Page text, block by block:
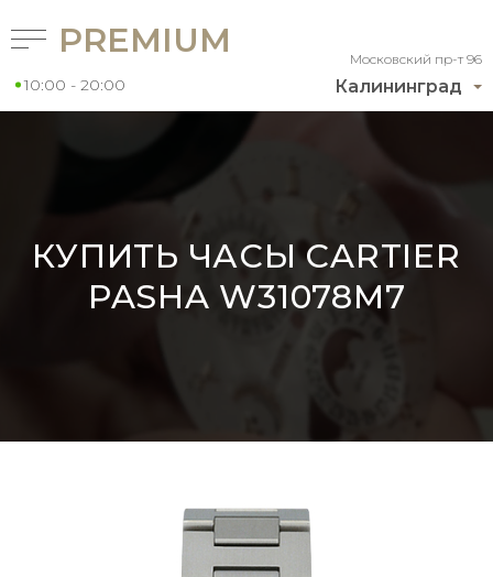
Калининград
Московский пр-т 96
PREMIUM
10:00 - 20:00
КУПИТЬ ЧАСЫ CARTIER
PASHA W31078M7